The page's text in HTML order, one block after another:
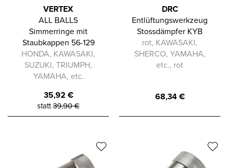
VERTEX
ALL BALLS
Simmerringe mit
Staubkappen 56-129
HONDA, KAWASAKI,
SUZUKI, TRIUMPH,
YAMAHA, etc.
35,92 €
statt39,90€
DRC
Entlüftungswerkzeug
Stossdämpfer KYB
rot, KAWASAKI,
SHERCO, YAMAHA,
etc., rot
68,34€